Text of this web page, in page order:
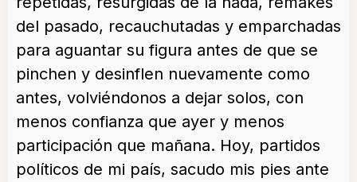
del pasado, recauchutadas y emparchadas
para aguantar su figura antes de que se
pinchen y desinflen nuevamente como
antes, volviéndonos a dejar solos, con
menos confianza que ayer y menos
participación que mañana. Hoy, partidos
políticos de mi país, sacudo mis pies ante